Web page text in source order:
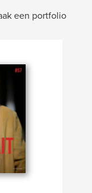
een portfolio